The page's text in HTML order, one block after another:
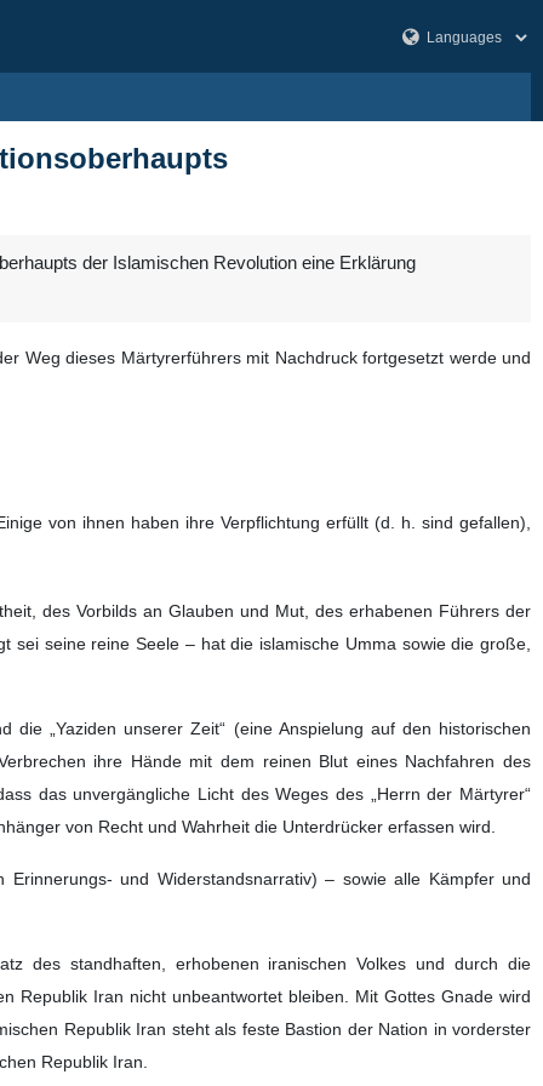
der Islamischen Revolution eine Erklärung
Weg dieses Märtyrerführers mit Nachdruck fortgesetzt werde und
von ihnen haben ihre Verpflichtung erfüllt (d. h. sind gefallen),
des Vorbilds an Glauben und Mut, des erhabenen Führers der
sei seine reine Seele – hat die islamische Umma sowie die große,
„Yaziden unserer Zeit“ (eine Anspielung auf den historischen
ihre Hände mit dem reinen Blut eines Nachfahren des
das unvergängliche Licht des Weges des „Herrn der Märtyrer“
von Recht und Wahrheit die Unterdrücker erfassen wird.
und Widerstandsnarrativ) – sowie alle Kämpfer und
des standhaften, erhobenen iranischen Volkes und durch die
Republik Iran nicht unbeantwortet bleiben. Mit Gottes Gnade wird
Republik Iran steht als feste Bastion der Nation in vorderster
Republik Iran.